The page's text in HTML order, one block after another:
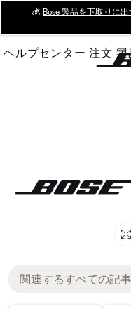
Main
💰 Bose 製品を下取りに
ヘルプセンター 注文 製